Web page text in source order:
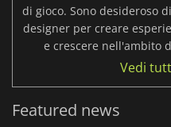
di gioco. Sono desideroso
designer per creare
e crescere nell'ambito
Vedi
Featured news